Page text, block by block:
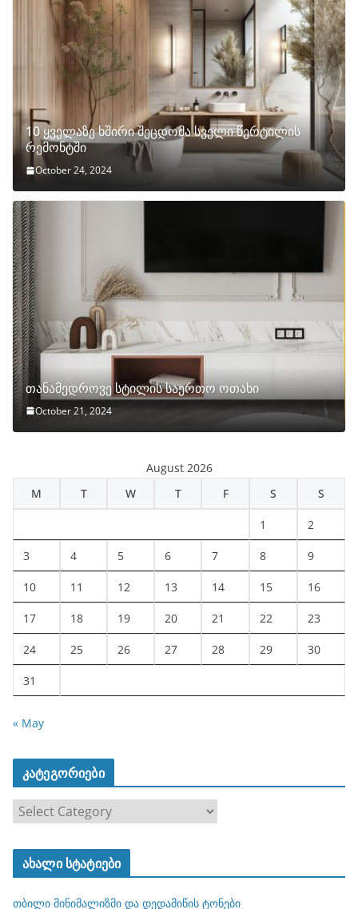
10 ყველაზე ხშირი შეცდომა სველი წერტილის
რემონტში
October 24, 2024
თანამედროვე სტილის საერთო ოთახი
October 21, 2024
August 2026
M
T W T F S S
1 2
3 4 5 6 7 8 9
10 11 12 13 14 15 16
17 18 19 20 21 22 23
24 25 26 27 28 29 30
31
« May
კატეგორიები
ა
ტ
ახალი სტატიები
თბილი მინიმალიზმი და დედამიწის ტონები